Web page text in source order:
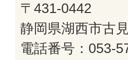
〒431-0442
静岡県湖西市古
電話番号：053-